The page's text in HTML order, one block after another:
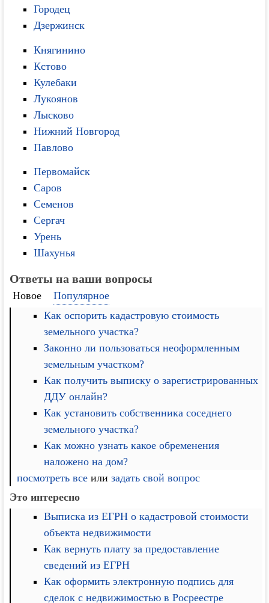
Городец
Дзержинск
Княгинино
Кстово
Кулебаки
Лукоянов
Лысково
Нижний Новгород
Павлово
Первомайск
Саров
Семенов
Сергач
Урень
Шахунья
Ответы на ваши вопросы
Новое
Популярное
Как оспорить кадастровую стоимость
земельного участка?
Законно ли пользоваться неоформленным
земельным участком?
Как получить выписку о зарегистрированных
ДДУ онлайн?
Как установить собственника соседнего
земельного участка?
Как можно узнать какое обременения
наложено на дом?
посмотреть все илизадать свой вопрос
Это интересно
Выписка из ЕГРН о кадастровой стоимости
объекта недвижимости
Как вернуть плату за предоставление
сведений из ЕГРН
Как оформить электронную подпись для
сделок с недвижимостью в Росреестре